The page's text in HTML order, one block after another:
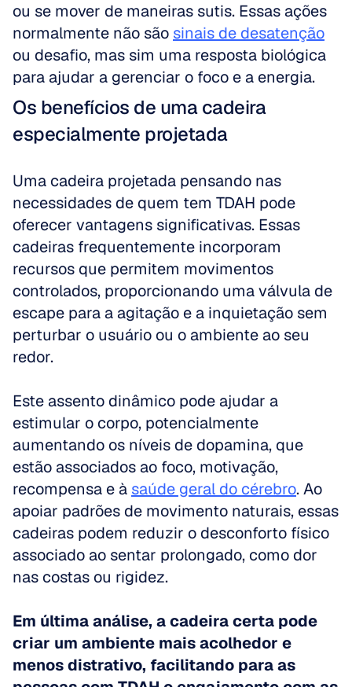
ou se mover de maneiras sutis. Essas ações
normalmente não são sinais de desatenção
ou desafio, mas sim uma resposta biológica
para ajudar a gerenciar o foco e a energia.
Os benefícios de uma cadeira
especialmente projetada
Uma cadeira projetada pensando nas
necessidades de quem tem TDAH pode
oferecer vantagens significativas. Essas
cadeiras frequentemente incorporam
recursos que permitem movimentos
controlados, proporcionando uma válvula de
escape para a agitação e a inquietação sem
perturbar o usuário ou o ambiente ao seu
redor.
Este assento dinâmico pode ajudar a
estimular o corpo, potencialmente
aumentando os níveis de dopamina, que
estão associados ao foco, motivação,
recompensa e à saúde geral do cérebro. Ao
apoiar padrões de movimento naturais, essas
cadeiras podem reduzir o desconforto físico
associado ao sentar prolongado, como dor
nas costas ou rigidez.
Em última análise, a cadeira certa pode
criar um ambiente mais acolhedor e
menos distrativo, facilitando para as